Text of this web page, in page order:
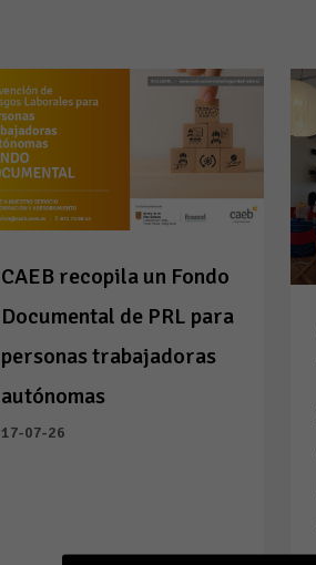
CAEB recopila un Fondo
Documental de PRL para
personas trabajadoras
autónomas
17-07-26